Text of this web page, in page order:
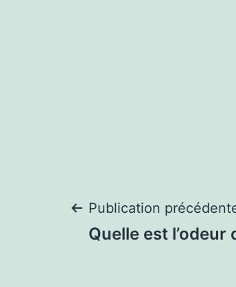
Navigation
Publication
Quelle est l’odeur